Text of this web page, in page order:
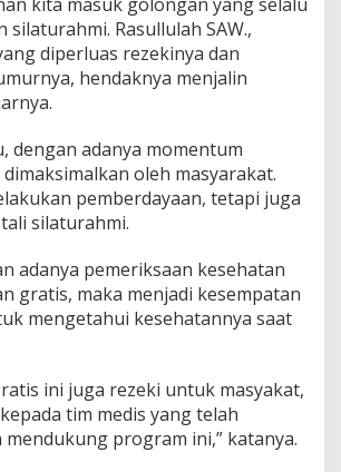
silaturahmi. Rasullulah SAW.,
diperluas rezekinya dan
hendaknya menjalin
dengan adanya momentum
oleh masyarakat.
pemberdayaan, tetapi juga
silaturahmi.
adanya pemeriksaan kesehatan
gratis, maka menjadi kesempatan
mengetahui kesehatannya saat
ini juga rezeki untuk masyakat,
tim medis yang telah
program ini,” katanya.